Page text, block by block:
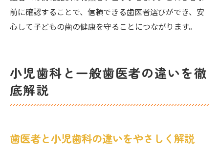
前に確認することで、信頼できる歯医者選びができ、安
心して子どもの歯の健康を守ることにつながります。
小児歯科と一般歯医者の違いを徹
底解説
歯医者と小児歯科の違いをやさしく解説